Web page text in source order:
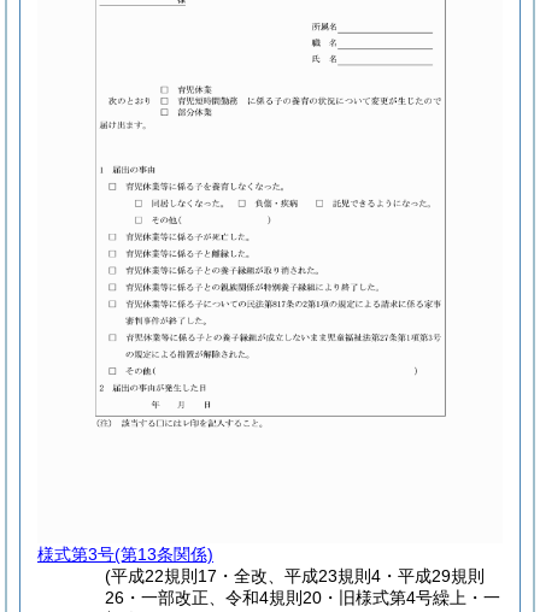
様式第3号(第13条関係)
(平成22規則17・全改、平成23規則4・平成29規則
26・一部改正、令和4規則20・旧様式第4号繰上・一